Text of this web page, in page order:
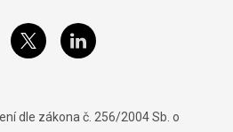
dle zákona č. 256/2004 Sb. o